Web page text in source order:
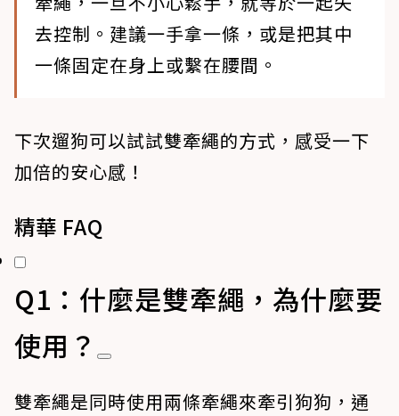
去控制。建議一手拿一條，或是把其中
一條固定在身上或繫在腰間。
下次遛狗可以試試雙牽繩的方式，感受一下
加倍的安心感！
精華 FAQ
Q1：什麼是雙牽繩，為什麼要
使用？
雙牽繩是同時使用兩條牽繩來牽引狗狗，通